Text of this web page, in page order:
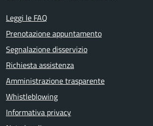
Leggi le FAQ
Prenotazione appuntamento
Segnalazione disservizio
Richiesta assistenza
Amministrazione trasparente
Whistleblowing
Informativa privacy